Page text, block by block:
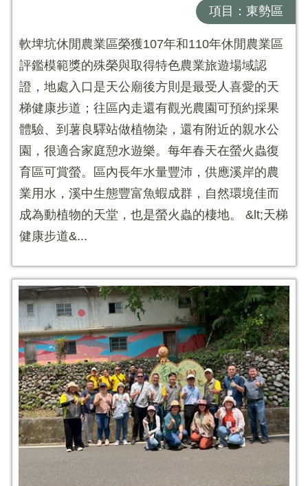
項目：東勢區
軟埤坑休閒農業區榮獲107年和110年休閒農業區
評鑑模範獎的殊榮與取得特色農業旅遊場域認
證，地處入口是天公廟後方則是最受人喜愛的天
梯健康步道；往區內走還有觀光農園可預約採果
體驗、到薯良驛站做植物染，還有附近的親水公
園，很適合家庭憩水遊樂。每年春天在螢火蟲復
育區可賞螢。區內長年水量豐沛，供應溪岸的農
業用水，溪中生態豐富魚蝦成群，自然環境佳而
成為動植物的天堂，也是螢火蟲的棲地。 &lt;天梯
健康步道&...